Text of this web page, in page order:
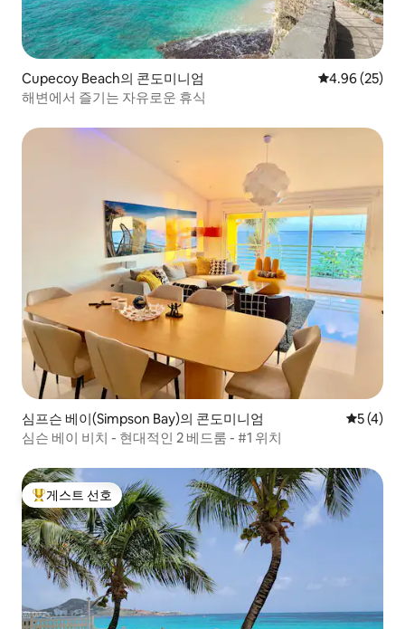
Cupecoy Beach의 콘도미니엄 평점 4.96점(5
4.96 (25)
해변에서 즐기는 자유로운 휴식
심프슨 베이(Simpson Bay)의 콘도미니엄 평점 5점
5 (4)
심슨 베이 비치 - 현대적인 2 베드룸 - #1 위치
상위 게스트 선호
게스트 선호